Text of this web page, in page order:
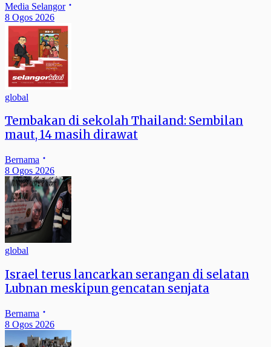
Media Selangor
8 Ogos 2026
global
Tembakan di sekolah Thailand: Sembilan
maut, 14 masih dirawat
Bernama
8 Ogos 2026
global
Israel terus lancarkan serangan di selatan
Lubnan meskipun gencatan senjata
Bernama
8 Ogos 2026